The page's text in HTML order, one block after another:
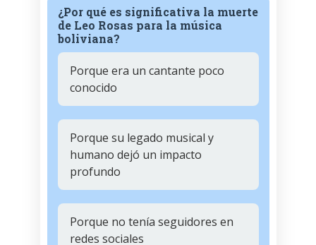
¿Por qué es significativa la muerte
de Leo Rosas para la música
boliviana?
Porque era un cantante poco
conocido
Porque su legado musical y
humano dejó un impacto
profundo
Porque no tenía seguidores en
redes sociales